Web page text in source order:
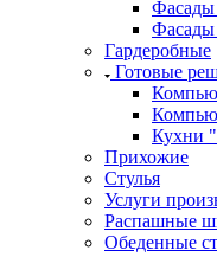
Фасады
Фасады
Гардеробные
Готовые
Кухни
Прихожие
Стулья
Услуги
Распашные
Обеденные